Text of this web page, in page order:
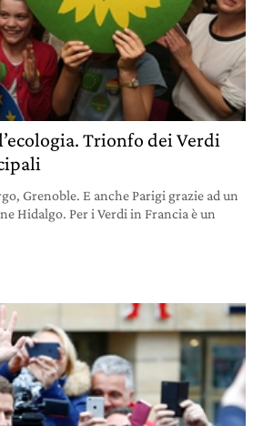
Trionfo dei Verdi
Grenoble. E anche Parigi grazie ad un
Hidalgo. Per i Verdi in Francia è un